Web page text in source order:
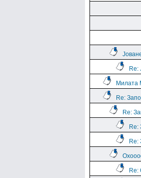
Re:
Милата
Re:
Re:
Re:
Re:
Re: